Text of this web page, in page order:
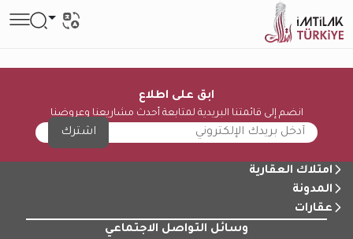
ابق على اطلاع
انضم إلى قائمتنا البريدية لمتابعة أحدث مشاريعنا وعروضنا
اشترك
امتلاك العقارية
المدونة
عقارات
وسائل التواصل الاجتماعي